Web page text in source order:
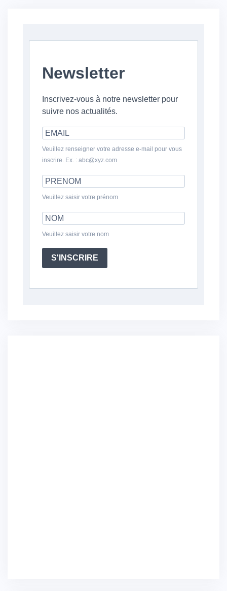
Newsletter
Inscrivez-vous à notre newsletter pour
suivre nos actualités.
Veuillez renseigner votre adresse e-mail pour vous
inscrire. Ex. : abc@xyz.com
Veuillez saisir votre prénom
Veuillez saisir votre nom
S'INSCRIRE